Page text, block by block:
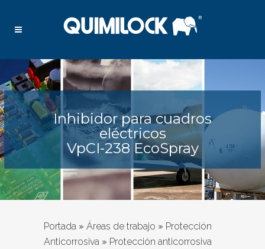
Inhibidor para cuadros
eléctricos
VpCI-238 EcoSpray
Portada » Áreas de trabajo » Protección
Anticorrosiva » Protección anticorrosiva